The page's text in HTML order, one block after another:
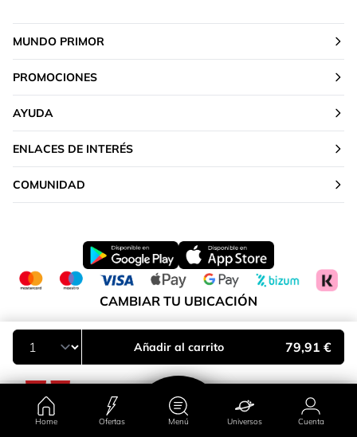
Home Ofertas Menú Universos Cuenta
Añadir al carrito 79,91 €
MUNDO PRIMOR
PROMOCIONES
AYUDA
ENLACES DE INTERÉS
COMUNIDAD
CAMBIAR TU UBICACIÓN
Península y Baleares